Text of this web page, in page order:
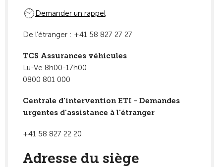
Demander un rappel
De l'étranger : +41 58 827 27 27
TCS Assurances véhicules
Lu-Ve 8h00-17h00
0800 801 000
Centrale d'intervention ETI - Demandes
urgentes d'assistance à l'étranger
+41 58 827 22 20
Adresse du siège